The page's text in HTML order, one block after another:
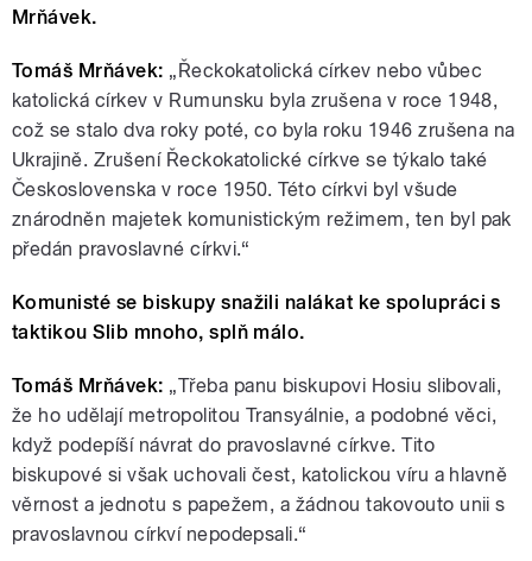
Mrňávek.
Tomáš Mrňávek: „Řeckokatolická církev nebo vůbec
katolická církev v Rumunsku byla zrušena v roce 1948,
což se stalo dva roky poté, co byla roku 1946 zrušena na
Ukrajině. Zrušení Řeckokatolické církve se týkalo také
Československa v roce 1950. Této církvi byl všude
znárodněn majetek komunistickým režimem, ten byl pak
předán pravoslavné církvi.“
Komunisté se biskupy snažili nalákat ke spolupráci s
taktikou Slib mnoho, splň málo.
Tomáš Mrňávek: „Třeba panu biskupovi Hosiu slibovali,
že ho udělají metropolitou Transyálnie, a podobné věci,
když podepíší návrat do pravoslavné církve. Tito
biskupové si však uchovali čest, katolickou víru a hlavně
věrnost a jednotu s papežem, a žádnou takovouto unii s
pravoslavnou církví nepodepsali.“